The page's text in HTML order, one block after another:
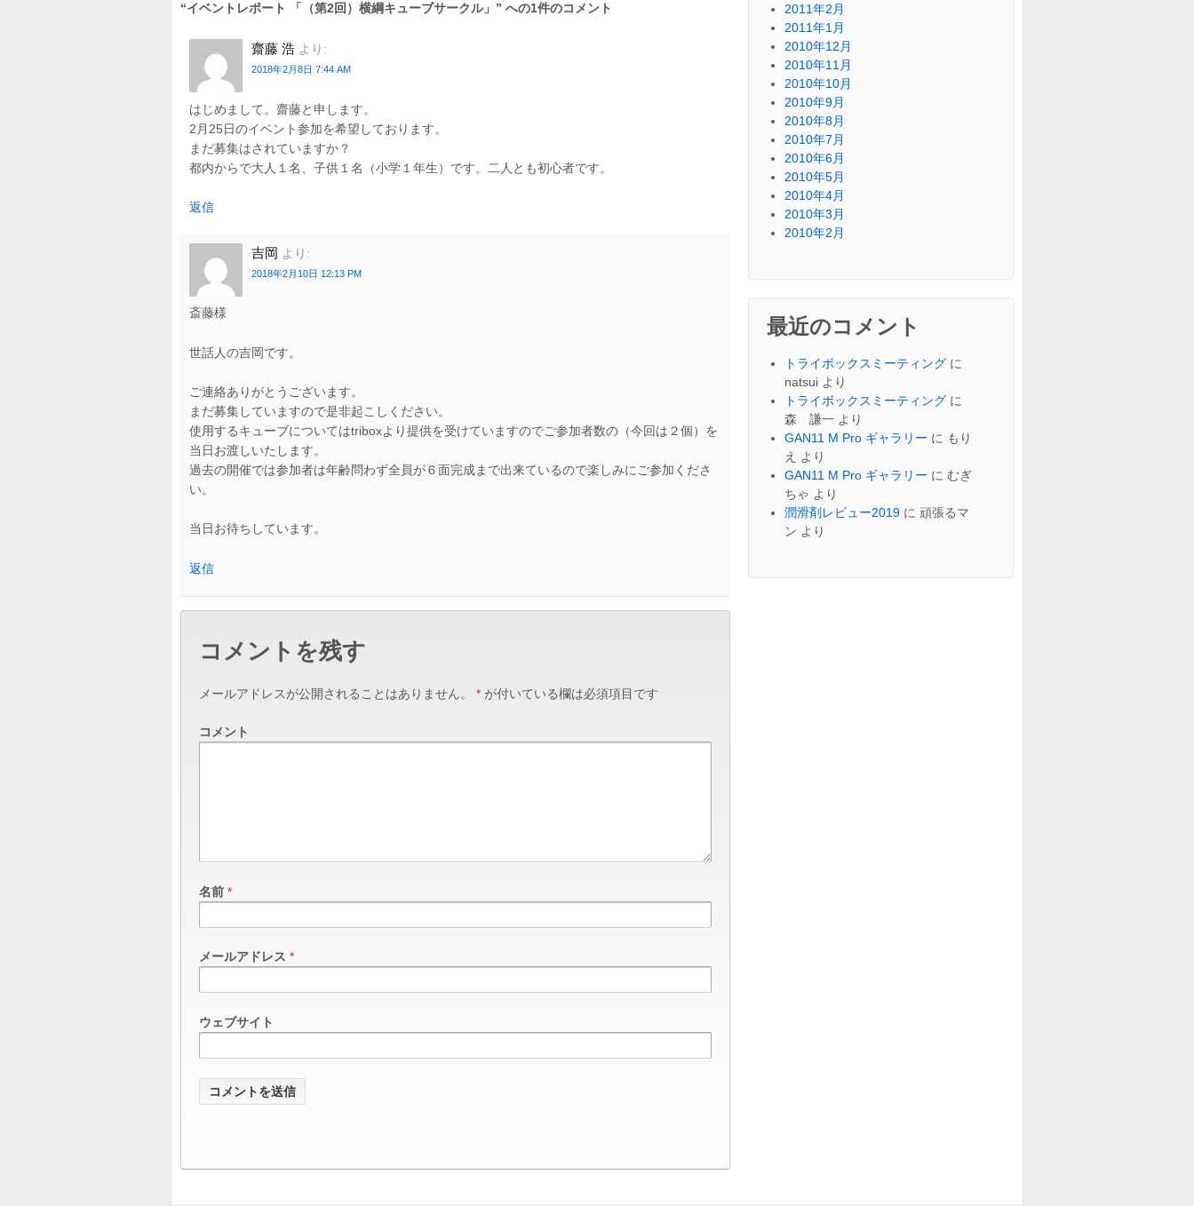
“イベントレポート 「（第2回）横綱キューブサークル」 ” への1件のコメント
齋藤 浩 より:
2018年2月8日 7:44 AM
はじめまして。齋藤と申します。
2月25日のイベント参加を希望しております。
まだ募集はされていますか？
都内からで大人１名、子供１名（小学１年生）です。二人とも初心者です。
返信
吉岡 より:
2018年2月10日 12:13 PM
斎藤様
世話人の吉岡です。
ご連絡ありがとうございます。
まだ募集していますので是非起こしください。
使用するキューブについてはtriboxより提供を受けていますのでご参加者数の（今回は２個）を
当日お渡しいたします。
過去の開催では参加者は年齢問わず全員が６面完成まで出来ているので楽しみにご参加くださ
い。
当日お待ちしています。
返信
コメントを残す
メールアドレスが公開されることはありません。 * が付いている欄は必須項目です
コメント
名前 *
メールアドレス *
ウェブサイト
2011年2月
2011年1月
2010年12月
2010年11月
2010年10月
2010年9月
2010年8月
2010年7月
2010年6月
2010年5月
2010年4月
2010年3月
2010年2月
最近のコメント
トライボックスミーティングに
natsuiより
トライボックスミーティングに
森 謙一より
GAN11 M Pro ギャラリー に もり
え
より
GAN11 M Pro ギャラリー に むぎ
ちゃ より
潤滑剤レビュー2019に 頑張るマ
ン より